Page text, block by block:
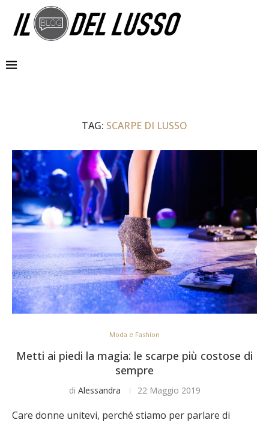
TAG: SCARPE DI LUSSO
Moda e Fashion
Metti ai piedi la magia: le scarpe più costose di
sempre
di Alessandra 22 Maggio 2019
Care donne unitevi, perché stiamo per parlare di